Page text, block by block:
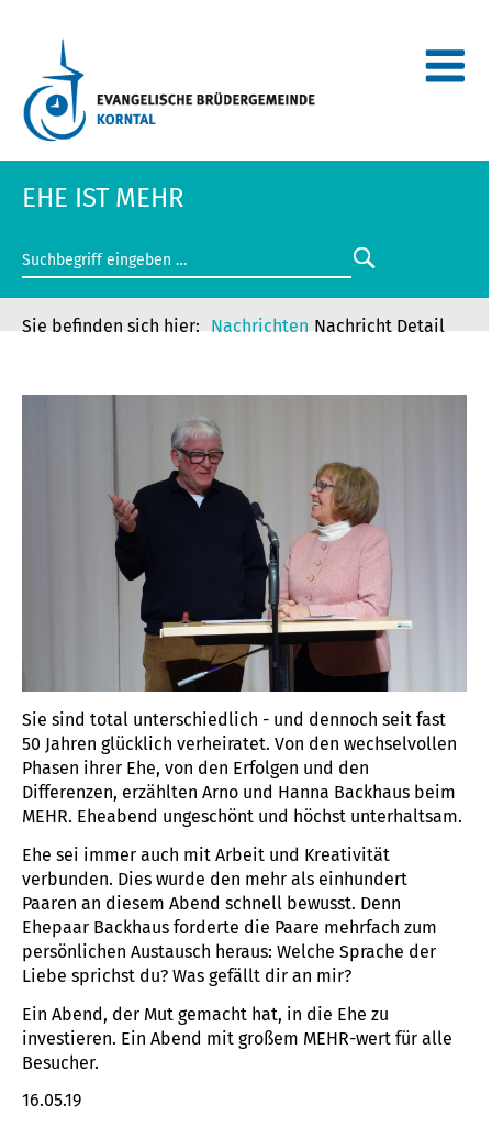
EHE IST MEHR
Nachrichten Nachricht Detail
Sie sind total unterschiedlich - und dennoch seit fast
50 Jahren glücklich verheiratet. Von den wechselvollen
Phasen ihrer Ehe, von den Erfolgen und den
Differenzen, erzählten Arno und Hanna Backhaus beim
MEHR. Eheabend ungeschönt und höchst unterhaltsam.
Ehe sei immer auch mit Arbeit und Kreativität
verbunden. Dies wurde den mehr als einhundert
Paaren an diesem Abend schnell bewusst. Denn
Ehepaar Backhaus forderte die Paare mehrfach zum
persönlichen Austausch heraus: Welche Sprache der
Liebe sprichst du? Was gefällt dir an mir?
Ein Abend, der Mut gemacht hat, in die Ehe zu
investieren. Ein Abend mit großem MEHR-wert für alle
Besucher.
16.05.19